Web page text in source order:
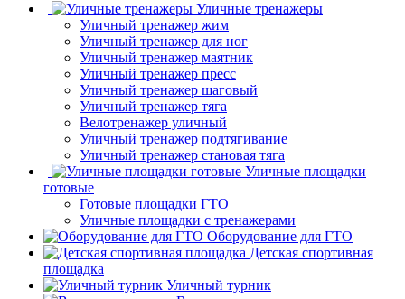
Уличные тренажеры
Уличный тренажер жим
Уличный тренажер для ног
Уличный тренажер маятник
Уличный тренажер пресс
Уличный тренажер шаговый
Уличный тренажер тяга
Велотренажер уличный
Уличный тренажер подтягивание
Уличный тренажер становая тяга
Уличные площадки
готовые
Готовые площадки ГТО
Уличные площадки с тренажерами
Оборудование для ГТО
Детская спортивная
площадка
Уличный турник